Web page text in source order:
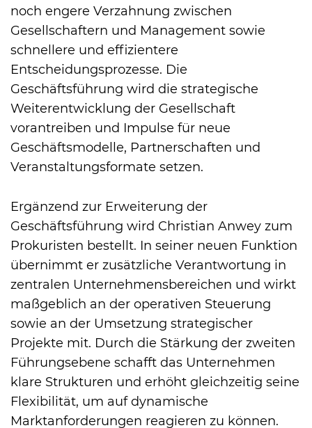
noch engere Verzahnung zwischen
Gesellschaftern und Management sowie
schnellere und effizientere
Entscheidungsprozesse. Die
Geschäftsführung wird die strategische
Weiterentwicklung der Gesellschaft
vorantreiben und Impulse für neue
Geschäftsmodelle, Partnerschaften und
Veranstaltungsformate setzen.
Ergänzend zur Erweiterung der
Geschäftsführung wird Christian Anwey zum
Prokuristen bestellt. In seiner neuen Funktion
übernimmt er zusätzliche Verantwortung in
zentralen Unternehmensbereichen und wirkt
maßgeblich an der operativen Steuerung
sowie an der Umsetzung strategischer
Projekte mit. Durch die Stärkung der zweiten
Führungsebene schafft das Unternehmen
klare Strukturen und erhöht gleichzeitig seine
Flexibilität, um auf dynamische
Marktanforderungen reagieren zu können.